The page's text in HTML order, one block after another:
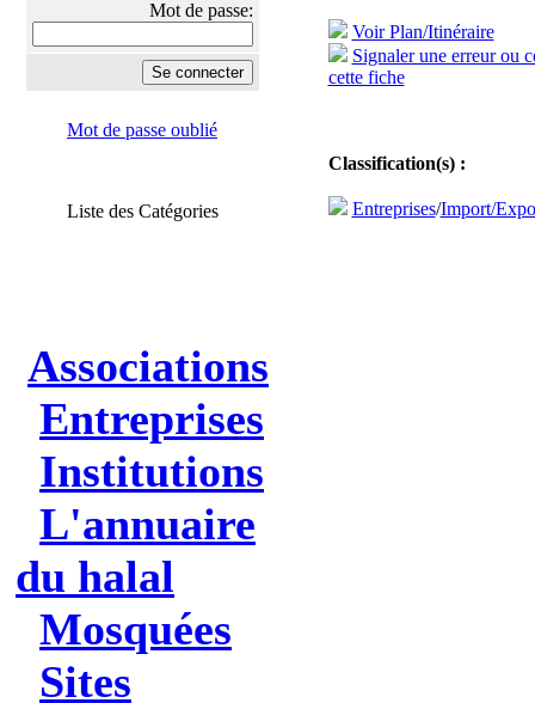
Mot de passe:
Mot de passe oublié
Liste des Catégories
Associations
Entreprises
Institutions
L'annuaire
du halal
Mosquées
Sites
Voir Plan/Itinéraire
Signaler une erreur ou
cette fiche
Classification(s) :
Entreprises/Import/